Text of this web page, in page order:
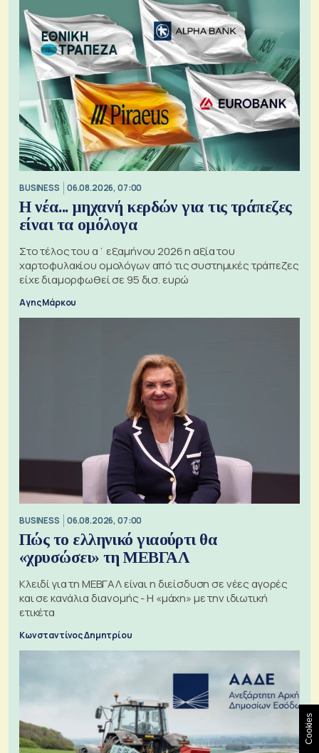
BUSINESS 06.08.2026, 07:00
Η νέα... μηχανή κερδών για τις τράπεζες
είναι τα ομόλογα
Στο τέλος του α΄ εξαμήνου 2026 η αξία του
χαρτοφυλακίου ομολόγων από τις συστημικές τράπεζες
είχε διαμορφωθεί σε 95 δισ. ευρώ
Αγης Μάρκου
BUSINESS 06.08.2026, 07:00
Πώς το ελληνικό γιαούρτι θα
«χρυσώσει» τη ΜΕΒΓΑΛ
Κλειδί για τη ΜΕΒΓΑΛ είναι η διείσδυση σε νέες αγορές
και σε κανάλια διανομής - Η «μάχη» με την ιδιωτική
ετικέτα
Κωνσταντίνος Δημητρίου
Cookies